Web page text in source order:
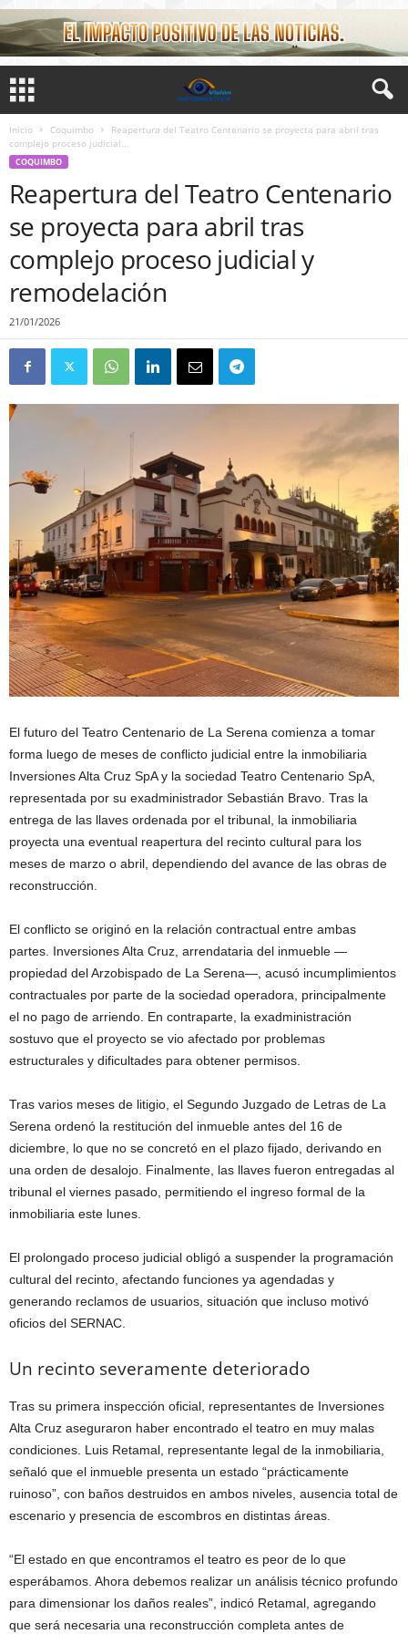
Inicio Coquimbo
Reapertura del Teatro Centenario se proyecta para abril tras
complejo proceso judicial...
COQUIMBO
Reapertura del Teatro Centenario
se proyecta para abril tras
complejo proceso judicial y
remodelación
21/01/2026
El futuro del Teatro Centenario de La Serena comienza a tomar
forma luego de meses de conflicto judicial entre la inmobiliaria
Inversiones Alta Cruz SpA y la sociedad Teatro Centenario SpA,
representada por su exadministrador Sebastián Bravo. Tras la
entrega de las llaves ordenada por el tribunal, la inmobiliaria
proyecta una eventual reapertura del recinto cultural para los
meses de marzo o abril, dependiendo del avance de las obras de
reconstrucción.
El conflicto se originó en la relación contractual entre ambas
partes. Inversiones Alta Cruz, arrendataria del inmueble —
propiedad del Arzobispado de La Serena—, acusó incumplimientos
contractuales por parte de la sociedad operadora, principalmente
el no pago de arriendo. En contraparte, la exadministración
sostuvo que el proyecto se vio afectado por problemas
estructurales y dificultades para obtener permisos.
Tras varios meses de litigio, el Segundo Juzgado de Letras de La
Serena ordenó la restitución del inmueble antes del 16 de
diciembre, lo que no se concretó en el plazo fijado, derivando en
una orden de desalojo. Finalmente, las llaves fueron entregadas al
tribunal el viernes pasado, permitiendo el ingreso formal de la
inmobiliaria este lunes.
El prolongado proceso judicial obligó a suspender la programación
cultural del recinto, afectando funciones ya agendadas y
generando reclamos de usuarios, situación que incluso motivó
oficios del SERNAC.
Un recinto severamente deteriorado
Tras su primera inspección oficial, representantes de Inversiones
Alta Cruz aseguraron haber encontrado el teatro en muy malas
condiciones. Luis Retamal, representante legal de la inmobiliaria,
señaló que el inmueble presenta un estado “prácticamente
ruinoso”, con baños destruidos en ambos niveles, ausencia total de
escenario y presencia de escombros en distintas áreas.
“El estado en que encontramos el teatro es peor de lo que
esperábamos. Ahora debemos realizar un análisis técnico profundo
para dimensionar los daños reales”, indicó Retamal, agregando
que será necesaria una reconstrucción completa antes de